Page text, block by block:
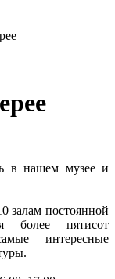
в нашем музее и
залам постоянной
более пятисот
интересные